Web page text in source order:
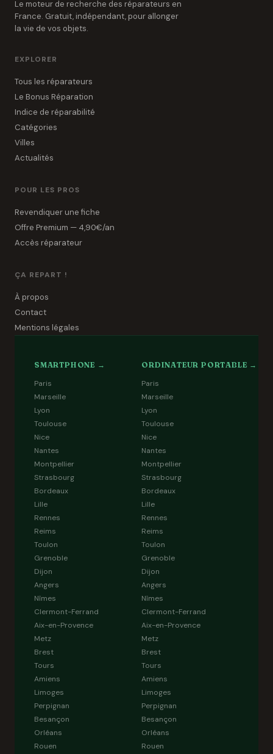
Le moteur de recherche des réparateurs en
France. Gratuit, indépendant, pour allonger
la vie de vos objets.
EXPLORER
Tous les réparateurs
Le Bonus Réparation
Indice de réparabilité
Catégories
Villes
Actualités
POUR LES PROS
Revendiquer une fiche
Offre Premium — 4,90€/an
Accès réparateur
ÇA REPART !
À propos
Contact
Mentions légales
SMARTPHONE →
Paris
Marseille
Lyon
Toulouse
Nice
Nantes
Montpellier
Strasbourg
Bordeaux
Lille
Rennes
Reims
Toulon
Grenoble
Dijon
Angers
Nîmes
Clermont-Ferrand
Aix-en-Provence
Metz
Brest
Tours
Amiens
Limoges
Perpignan
Besançon
Orléans
Rouen
ORDINATEUR PORTABLE →
Paris
Marseille
Lyon
Toulouse
Nice
Nantes
Montpellier
Strasbourg
Bordeaux
Lille
Rennes
Reims
Toulon
Grenoble
Dijon
Angers
Nîmes
Clermont-Ferrand
Aix-en-Provence
Metz
Brest
Tours
Amiens
Limoges
Perpignan
Besançon
Orléans
Rouen